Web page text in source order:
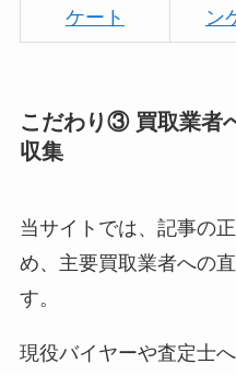
ケート
ン
こだわり③ 買取業者
収集
当サイトでは、記事の
め、主要買取業者への
す。
現役バイヤーや査定士